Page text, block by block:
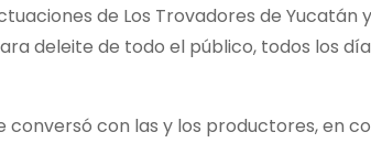
de Los Trovadores de Yucatán
deleite de todo el público, todos los
conversó con las y los productores, en